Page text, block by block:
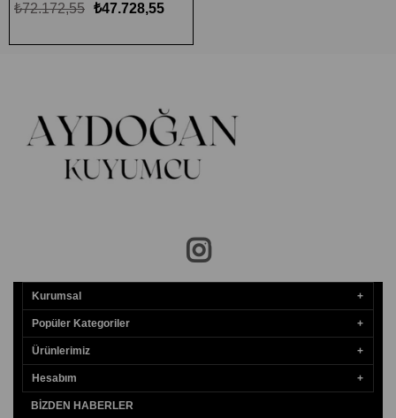
₺47.728,55
₺72.172,55
Kurumsal
Popüler Kategoriler
Ürünlerimiz
Hesabım
BIZDEN HABERLER